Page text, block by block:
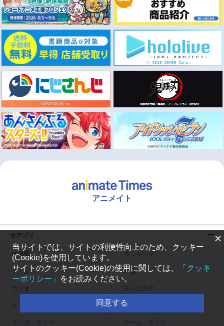
アニメイト
カテゴリ
HOME ランキング
アニメ 声優
ラジオ みんなの声
グッズ 映画
マンガ・ラノベ ゲーム・アプリ
×
当サイトでは、サイトの利便性向上のため、クッキー
(Cookie)を使用しています。
サイトのクッキー(Cookie)の使用に関しては、
「クッキ
ーポリシー」
をお読みください。
同意する